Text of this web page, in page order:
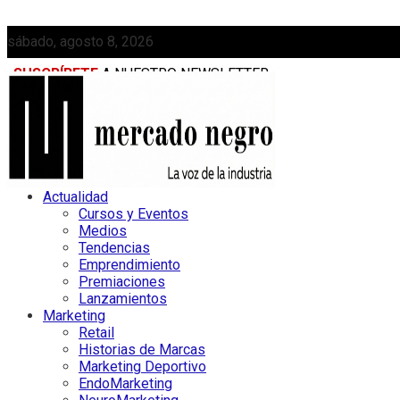
sábado, agosto 8, 2026
SUSCRÍBETE A NUESTRO NEWSLETTER
MEDIAKIT
Actualidad
Cursos y Eventos
Medios
Tendencias
Emprendimiento
Premiaciones
Lanzamientos
Marketing
Retail
Historias de Marcas
Marketing Deportivo
EndoMarketing